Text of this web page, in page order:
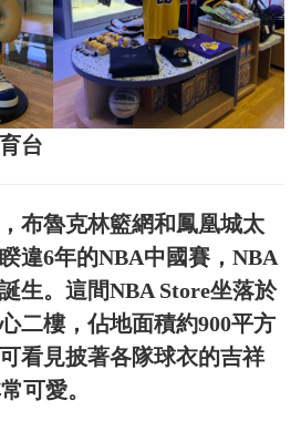
台
布魯克林籃網和鳳凰城太
違6年的NBA中國賽，NBA
生。這間NBA Store坐落於
二樓，佔地面積約900平方
看見披著各隊球衣的吉祥
可愛。